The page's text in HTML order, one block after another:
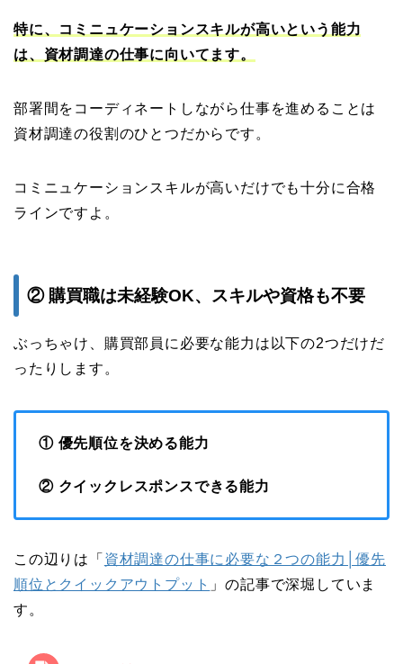
特に、コミニュケーションスキルが高いという能力
は、資材調達の仕事に向いてます。
部署間をコーディネートしながら仕事を進めることは
資材調達の役割のひとつだからです。
コミニュケーションスキルが高いだけでも十分に合格
ラインですよ。
② 購買職は未経験OK、スキルや資格も不要
ぶっちゃけ、購買部員に必要な能力は以下の2つだけだ
ったりします。
① 優先順位を決める能力
② クイックレスポンスできる能力
この辺りは「 資材調達の仕事に必要な２つの能力│優先
順位とクイックアウトプット 」の記事で深堀していま
す。